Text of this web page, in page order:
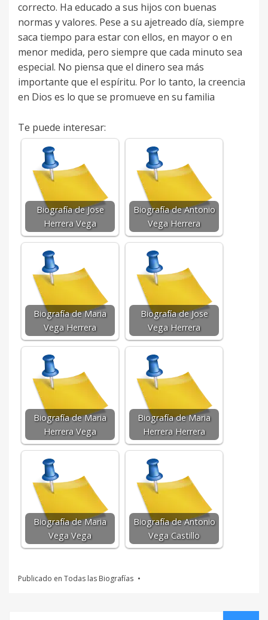
correcto. Ha educado a sus hijos con buenas
normas y valores. Pese a su ajetreado día, siempre
saca tiempo para estar con ellos, en mayor o en
menor medida, pero siempre que cada minuto sea
especial. No piensa que el dinero sea más
importante que el espíritu. Por lo tanto, la creencia
en Dios es lo que se promueve en su familia
Te puede interesar:
Biografía de Jose
Herrera Vega
Biografía de Antonio
Vega Herrera
Biografía de Maria
Vega Herrera
Biografía de Jose
Vega Herrera
Biografía de Maria
Herrera Vega
Biografía de Maria
Herrera Herrera
Biografía de Maria
Vega Vega
Biografía de Antonio
Vega Castillo
Publicado en Todas las Biografías